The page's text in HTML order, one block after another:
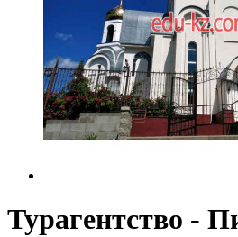
Турагентство -